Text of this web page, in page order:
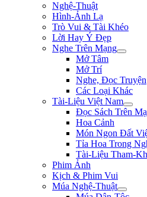
Nghệ-Thuật
Hình-Ảnh Lạ
Trò Vui & Tài Khéo
Lời Hay Ý Đẹp
Nghe Trên Mạng
Mở Tâm
Mở Trí
Nghe, Đọc Truyện
Các Loại Khác
Tài-Liệu Việt Nam
Đọc Sách Trên
Hoa Cảnh
Món Ngon Đất
Tỉa Hoa Trong
Tài-Liệu Tham-
Phim Ảnh
Kịch & Phim Vui
Múa Nghệ-Thuật